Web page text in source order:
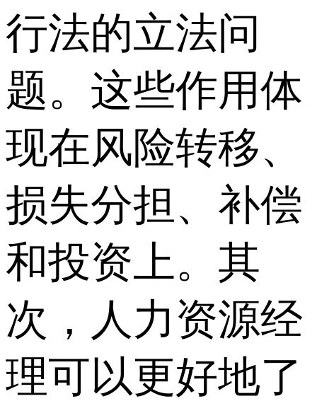
行法的立法问
题。这些作用体
现在风险转移、
损失分担、补偿
和投资上。其
次，人力资源经
理可以更好地了